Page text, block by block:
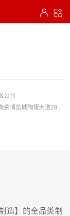
公司
瓷博览城陶博大道28
造】的全品类制